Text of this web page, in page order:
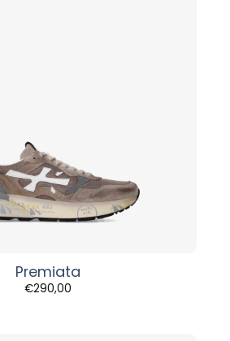
Premiata
€290,00